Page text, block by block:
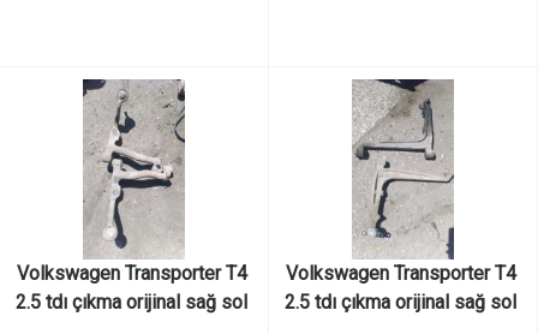
Volkswagen Transporter T4
2.5 tdı çıkma orijinal sağ sol
Volkswagen Transporter T4
2.5 tdı çıkma orijinal sağ sol